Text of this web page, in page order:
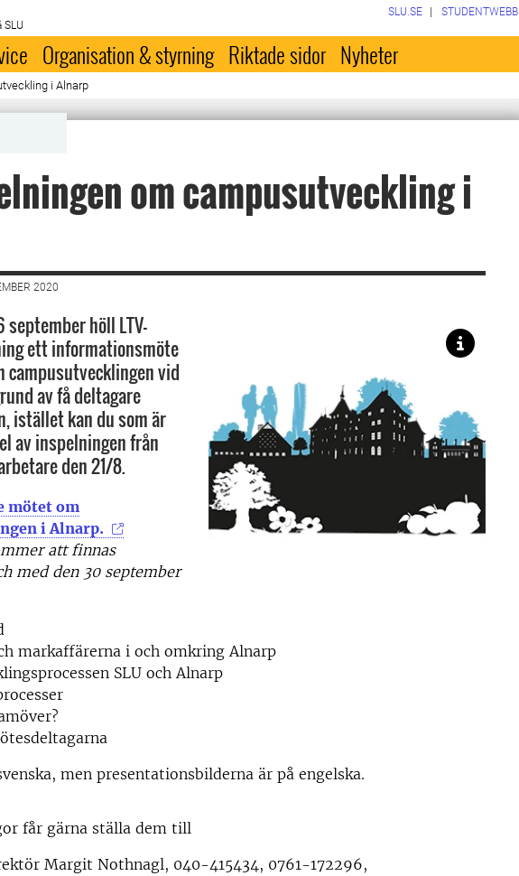
SLU.SE STUDENTWEBB
Organisation & styrning Riktade sidor Nyheter
i Alnarp
om campusutveckling i
2020
september höll LTV-
ett informationsmöte
campusutvecklingen vid
av få deltagare
istället kan du som är
av inspelningen från
den 21/8.
mötet om
i Alnarp.
att finnas
med den 30 september
markaffärerna i och omkring Alnarp
SLU och Alnarp
men presentationsbilderna är på engelska.
får gärna ställa dem till
Margit Nothnagl, 040-415434, 0761-172296,